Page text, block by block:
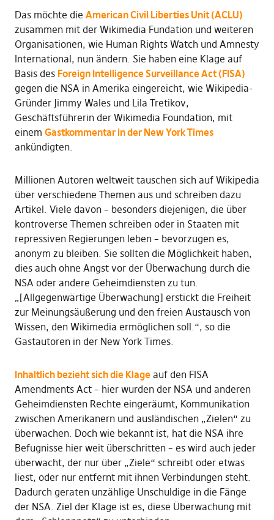
Das möchte die American Civil Liberties Unit (ACLU)
zusammen mit der Wikimedia Fundation und weiteren
Organisationen, wie Human Rights Watch und Amnesty
International, nun ändern. Sie haben eine Klage auf
Basis des Foreign Intelligence Surveillance Act (FISA)
gegen die NSA in Amerika eingereicht, wie Wikipedia-
Gründer Jimmy Wales und Lila Tretikov,
Geschäftsführerin der Wikimedia Foundation, mit
einem Gastkommentar in der New York Times
ankündigten.
Millionen Autoren weltweit tauschen sich auf Wikipedia
über verschiedene Themen aus und schreiben dazu
Artikel. Viele davon – besonders diejenigen, die über
kontroverse Themen schreiben oder in Staaten mit
repressiven Regierungen leben – bevorzugen es,
anonym zu bleiben. Sie sollten die Möglichkeit haben,
dies auch ohne Angst vor der Überwachung durch die
NSA oder andere Geheimdiensten zu tun.
„[Allgegenwärtige Überwachung] erstickt die Freiheit
zur Meinungsäußerung und den freien Austausch von
Wissen, den Wikimedia ermöglichen soll.“, so die
Gastautoren in der New York Times.
Inhaltlich bezieht sich die Klageauf den FISA
Amendments Act – hier wurden der NSA und anderen
Geheimdiensten Rechte eingeräumt, Kommunikation
zwischen Amerikanern und ausländischen „Zielen“ zu
überwachen. Doch wie bekannt ist, hat die NSA ihre
Befugnisse hier weit überschritten – es wird auch jeder
überwacht, der nur über „Ziele“ schreibt oder etwas
liest, oder nur entfernt mit ihnen Verbindungen steht.
Dadurch geraten unzählige Unschuldige in die Fänge
der NSA. Ziel der Klage ist es, diese Überwachung mit